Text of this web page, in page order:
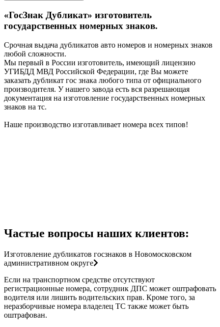
«ГосЗнак Дубликат» изготовитель
государственных номерных знаков.
Срочная выдача дубликатов авто номеров и номерных знаков
любой сложности.
Мы первый в России изготовитель, имеющий лицензию
УГИБДД МВД Российской Федерации, где Вы можете
заказать дубликат гос знака любого типа от официального
производителя. У нашего завода есть вся разрешающая
документация на изготовление государственных номерных
знаков на тс.
Наше производство изготавливает номера всех типов!
Частые вопросы наших клиентов:
Изготовление дубликатов госзнаков в Новомосковском
административном округе
Если на транспортном средстве отсутствуют
регистрационные номера, сотрудник ДПС может оштрафовать
водителя или лишить водительских прав. Кроме того, за
неразборчивые номера владелец ТС также может быть
оштрафован.